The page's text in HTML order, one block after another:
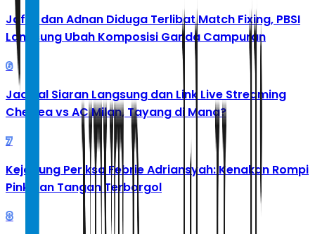
Jafar dan Adnan Diduga Terlibat Match Fixing, PBSI
Langsung Ubah Komposisi Ganda Campuran
6
Jadwal Siaran Langsung dan Link Live Streaming
Chelsea vs AC Milan, Tayang di Mana?
7
Kejagung Periksa Febrie Adriansyah: Kenakan Rompi
Pink dan Tangan Terborgol
8